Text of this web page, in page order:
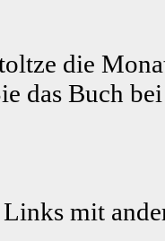
die
das Buch
mit